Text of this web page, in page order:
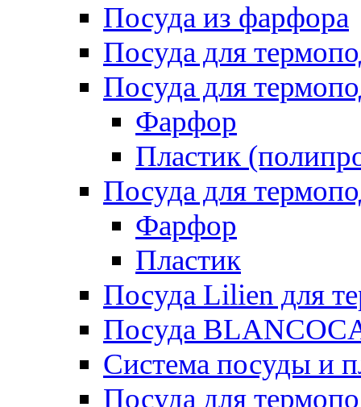
Посуда из фарфора
Посуда для
Посуда для
Фарфор
Пластик
Посуда для
Фарфор
Пластик
Посуда Lilien для
Посуда
Система посуды и
Посуда для